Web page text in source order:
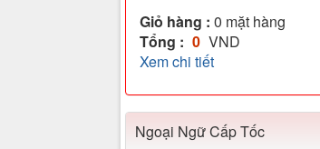
Giỏ hàng : 0 mặt hàng
Tổng : 0 VND
Xem chi tiết
Ngoại Ngữ Cấp Tốc